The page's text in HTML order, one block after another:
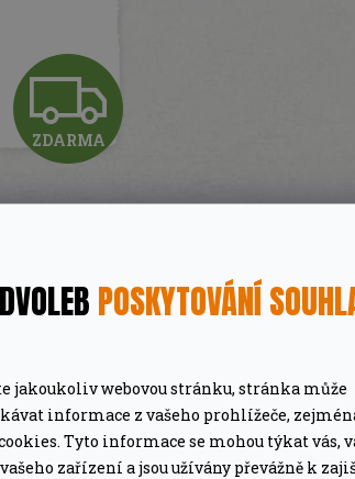
POSKYTOVÁNÍ
jakoukoliv webovou stránku, stránka může
informace z vašeho prohlížeče,
Tyto informace se mohou týkat vás,
zařízení a jsou užívány převážně k
Z
R
M
ZDARMA
15 tis. Kč.
MÁTE DOPRAVU
Při objednávce